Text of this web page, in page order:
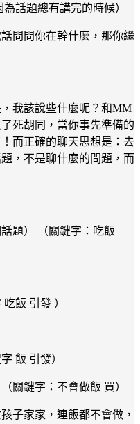
話題總有講完的時候）
問問你在幹什麼，那你繼
我該說些什麼呢？和MM
死胡同，當你事先準備的
而正確的聊天思想是：去
，不是聊什麼的問題，而
題） （關鍵字：吃飯
飯 引發 ）
飯 引發）
關鍵字：不會做飯 買）
子家家，連飯都不會做，